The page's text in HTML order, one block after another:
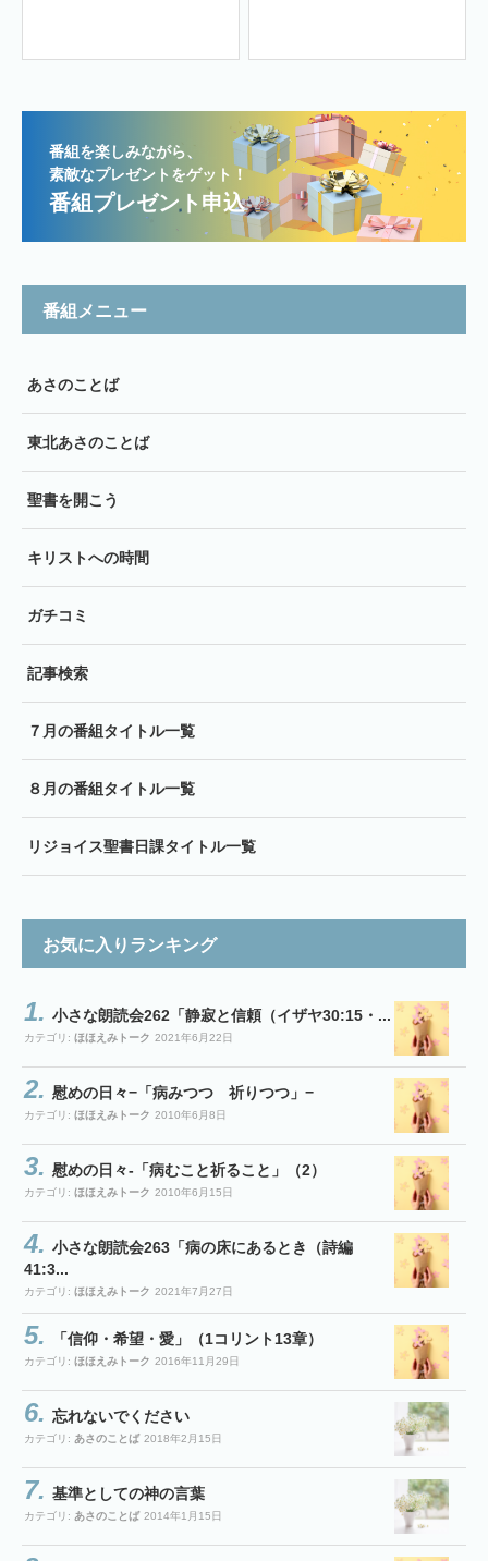
番組を楽しみながら、
素敵なプレゼントをゲット！
番組プレゼント申込
番組メニュー
あさのことば
東北あさのことば
聖書を開こう
キリストへの時間
ガチコミ
記事検索
７月の番組タイトル一覧
８月の番組タイトル一覧
リジョイス聖書日課タイトル一覧
お気に入りランキング
小さな朗読会262「静寂と信頼（イザヤ30:15・...
カテゴリ: ほほえみトーク 2021年6月22日
慰めの日々−「病みつつ 祈りつつ」−
カテゴリ: ほほえみトーク 2010年6月8日
慰めの日々-「病むこと祈ること」（2）
カテゴリ: ほほえみトーク 2010年6月15日
小さな朗読会263「病の床にあるとき（詩編
41:3...
カテゴリ: ほほえみトーク 2021年7月27日
「信仰・希望・愛」（1コリント13章）
カテゴリ: ほほえみトーク 2016年11月29日
忘れないでください
カテゴリ: あさのことば 2018年2月15日
基準としての神の言葉
カテゴリ: あさのことば 2014年1月15日